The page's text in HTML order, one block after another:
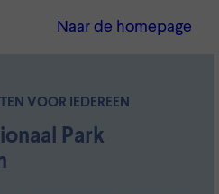
Naar de homepage
VOOR IEDEREEN
Park